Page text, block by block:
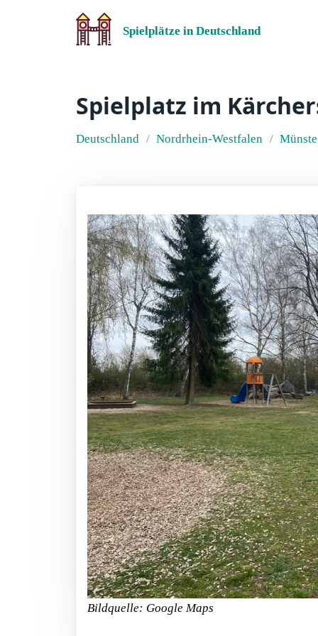
Spielplätze in Deutschland
Spielplatz im
Deutschland Nordrhein-Westfalen
Bildquelle: Google Maps